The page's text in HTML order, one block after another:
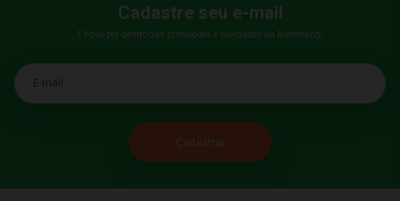
Cadastre seu e-mail
E fique por dentro das promoções e novidades da Bumerang!
E-mail